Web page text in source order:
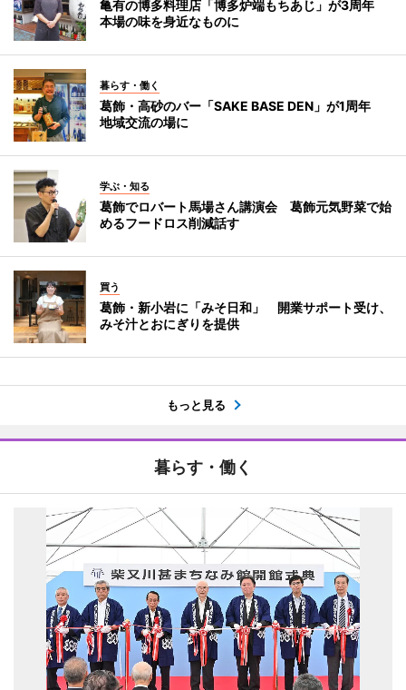
亀有の博多料理店「博多炉端もちあじ」が3周年
本場の味を身近なものに
暮らす・働く
葛飾・高砂のバー「SAKE BASE DEN」が1周年
地域交流の場に
学ぶ・知る
葛飾でロバート馬場さん講演会 葛飾元気野菜で始
めるフードロス削減話す
買う
葛飾・新小岩に「みそ日和」 開業サポート受け、
みそ汁とおにぎりを提供
もっと見る
暮らす・働く